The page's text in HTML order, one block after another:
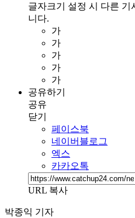
글자크기 설정 시 다른 기
니다.
가
가
가
가
가
공유하기
공유
닫기
페이스북
네이버블로그
엑스
카카오톡
URL 복사
박종익 기자